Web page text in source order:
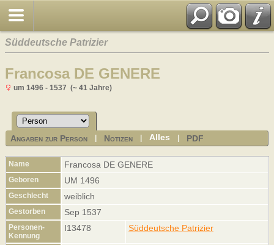
Süddeutsche Patrizier
Francosa DE GENERE
um 1496 - 1537 (~ 41 Jahre)
Angaben zur Person Notizen |Alles PDF
Name Francosa DE GENERE
Geboren UM 1496
Geschlecht weiblich
Gestorben Sep 1537
Personen-
Kennung
I13478 Süddeutsche Patrizier